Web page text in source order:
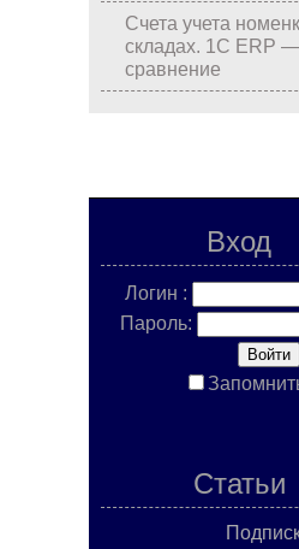
Счета учета
складах. 1С ERP
сравнение
Вход
Логин :
Пароль:
Статьи